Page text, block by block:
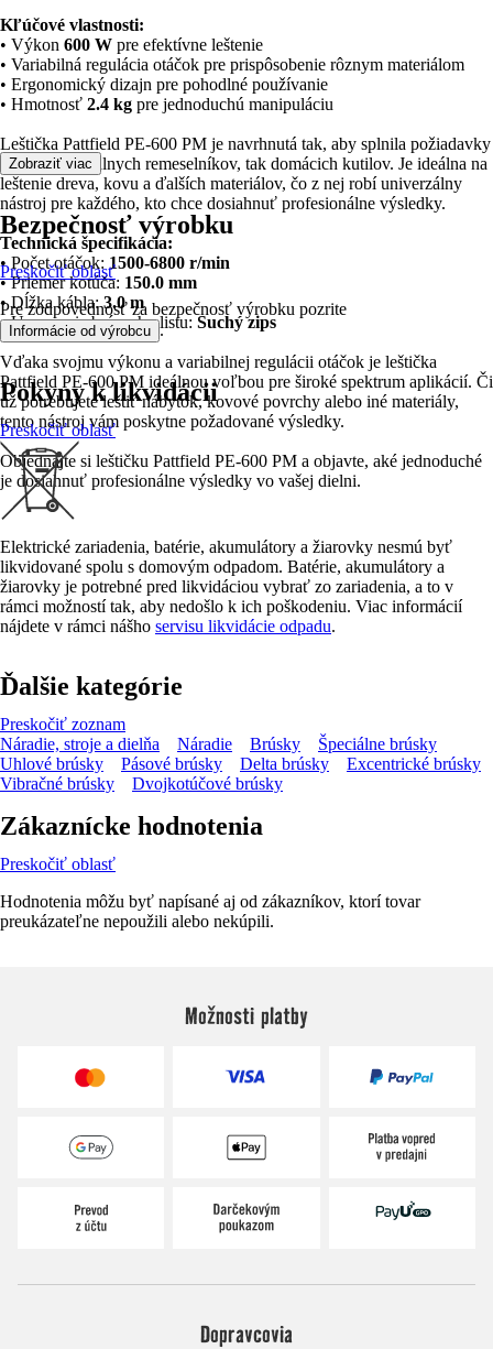
Kľúčové vlastnosti:
• Výkon 600 W pre efektívne leštenie
• Variabilná regulácia otáčok pre prispôsobenie rôznym materiálom
• Ergonomický dizajn pre pohodlné používanie
• Hmotnosť 2.4 kg pre jednoduchú manipuláciu
Leštička Pattfield PE-600 PM je navrhnutá tak, aby splnila požiadavky
ako profesionálnych remeselníkov, tak domácich kutilov. Je ideálna na
leštenie dreva, kovu a ďalších materiálov, čo z nej robí univerzálny
nástroj pre každého, kto chce dosiahnuť profesionálne výsledky.
Technická špecifikácia:
• Počet otáčok: 1500-6800 r/min
• Priemer kotúča: 150.0 mm
• Dĺžka kábla:3.0 m
• Upevnenie brúsneho listu: Suchý zips
Vďaka svojmu výkonu a variabilnej regulácii otáčok je leštička
Pattfield PE-600 PM ideálnou voľbou pre široké spektrum aplikácií. Či
už potrebujete leštiť nábytok, kovové povrchy alebo iné materiály,
tento nástroj vám poskytne požadované výsledky.
Objednajte si leštičku Pattfield PE-600 PM a objavte, aké jednoduché
je dosiahnuť profesionálne výsledky vo vašej dielni.
Zobraziť viac
Bezpečnosť výrobku
Preskočiť oblasť
Pre zodpovednosť za bezpečnosť výrobku pozrite
Informácie od výrobcu .
Pokyny k likvidácii
Preskočiť oblasť
Elektrické zariadenia, batérie, akumulátory a žiarovky nesmú byť
likvidované spolu s domovým odpadom. Batérie, akumulátory a
žiarovky je potrebné pred likvidáciou vybrať zo zariadenia, a to v
rámci možností tak, aby nedošlo k ich poškodeniu. Viac informácií
nájdete v rámci nášho servisu likvidácie odpadu.
Ďalšie kategórie
Preskočiť zoznam
Náradie, stroje a dielňa
Náradie Brúsky
Špeciálne brúsky
Uhlové brúsky
Pásové brúsky Delta brúsky
Excentrické brúsky
Vibračné brúsky
Dvojkotúčové brúsky
Zákaznícke hodnotenia
Preskočiť oblasť
Hodnotenia môžu byť napísané aj od zákazníkov, ktorí tovar
preukázateľne nepoužili alebo nekúpili.
Možnosti platby
Dopravcovia